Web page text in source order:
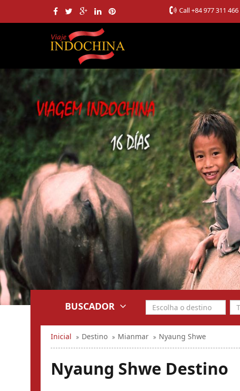
Call+84 977 311 466
BUSCADOR
Inicial Destino Mianmar Nyaung Shwe
Nyaung Shwe Destino